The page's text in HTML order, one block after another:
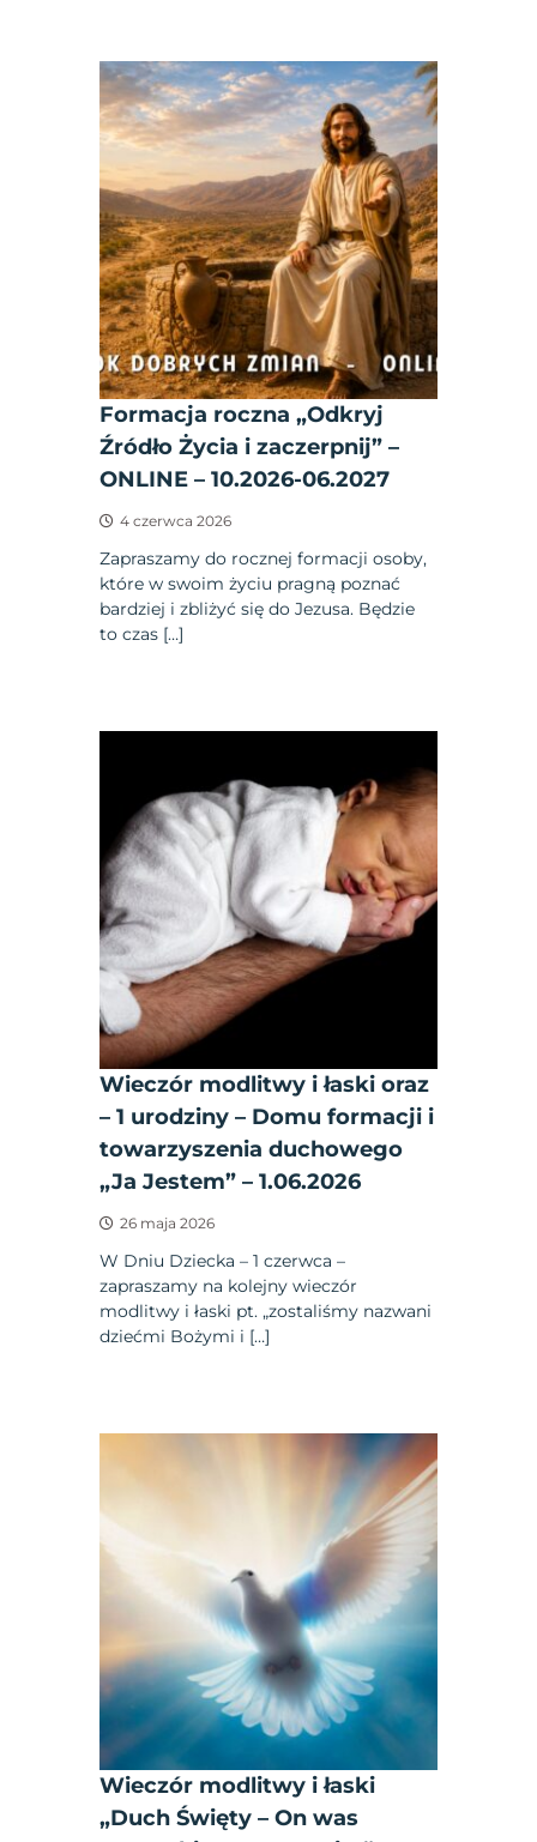
Formacja roczna „Odkryj
Źródło Życia i zaczerpnij” –
ONLINE – 10.2026-06.2027
4 czerwca 2026
Zapraszamy do rocznej formacji osoby,
które w swoim życiu pragną poznać
bardziej i zbliżyć się do Jezusa. Będzie
to czas […]
Wieczór modlitwy i łaski oraz
– 1 urodziny – Domu formacji i
towarzyszenia duchowego
„Ja Jestem” – 1.06.2026
26 maja 2026
W Dniu Dziecka – 1 czerwca –
zapraszamy na kolejny wieczór
modlitwy i łaski pt. „zostaliśmy nazwani
dziećmi Bożymi i […]
Wieczór modlitwy i łaski
„Duch Święty – On was